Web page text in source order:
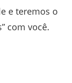
e teremos o
com você.